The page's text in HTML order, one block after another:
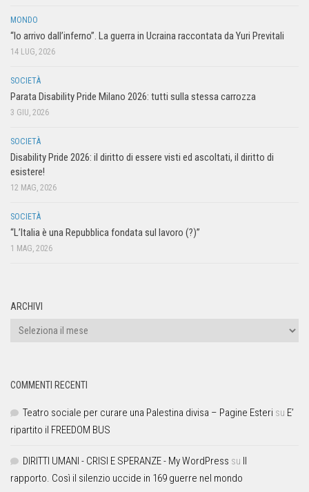
MONDO
“Io arrivo dall’inferno”. La guerra in Ucraina raccontata da Yuri Previtali
14 LUG, 2026
SOCIETÀ
Parata Disability Pride Milano 2026: tutti sulla stessa carrozza
3 GIU, 2026
SOCIETÀ
Disability Pride 2026: il diritto di essere visti ed ascoltati, il diritto di
esistere!
12 MAG, 2026
SOCIETÀ
“L’Italia è una Repubblica fondata sul lavoro (?)”
1 MAG, 2026
ARCHIVI
COMMENTI RECENTI
Teatro sociale per curare una Palestina divisa – Pagine Esteri su E’
ripartito il FREEDOM BUS
DIRITTI UMANI - CRISI E SPERANZE - My WordPress su Il
rapporto. Così il silenzio uccide in 169 guerre nel mondo